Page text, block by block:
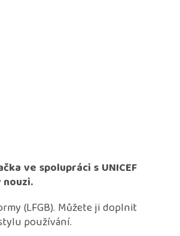
ve spolupráci s UNICEF
(LFGB). Můžete ji doplnit
používání.